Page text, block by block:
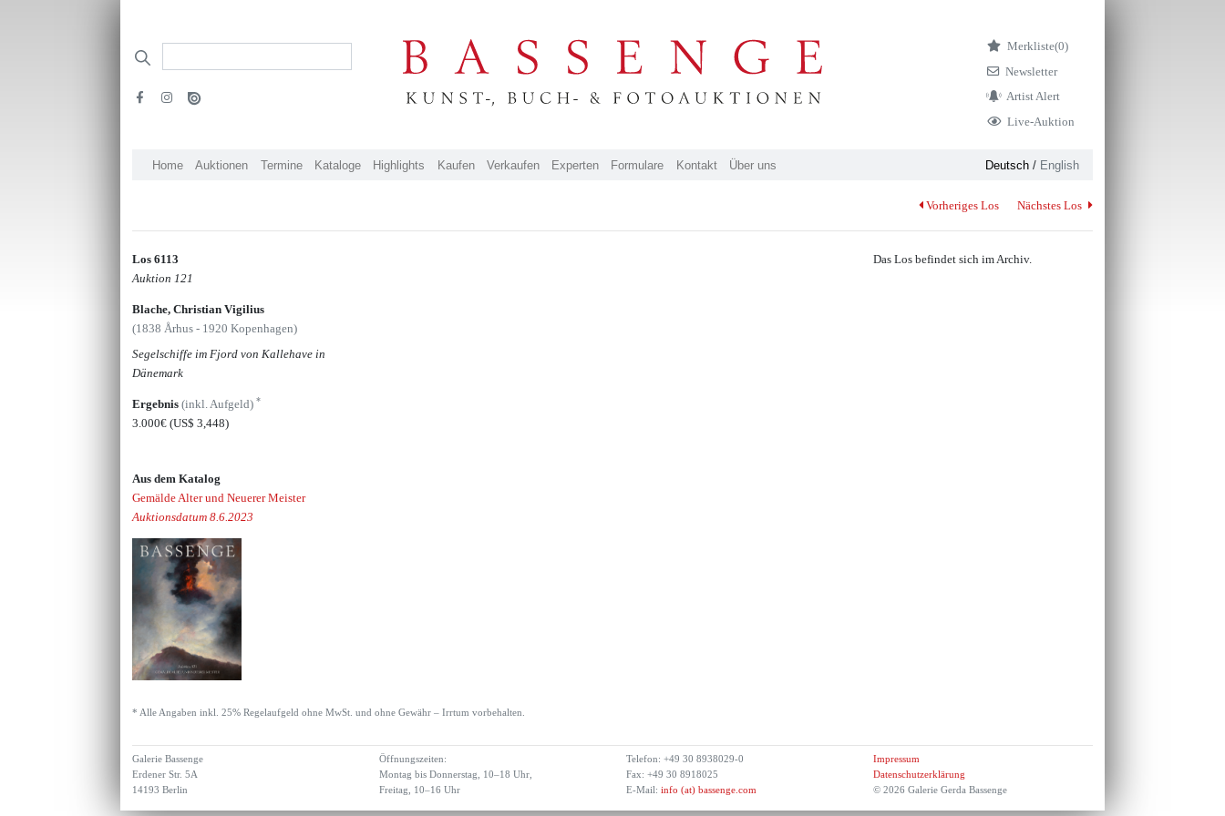
Merkliste(0)
Newsletter
Artist Alert
Live-Auktion
Home Auktionen Termine Kataloge Highlights Kaufen Verkaufen Experten Formulare Kontakt Über uns Deutsch/ English
Vorheriges Los Nächstes Los
Los 6113
Auktion 121
Blache, Christian Vigilius
(1838 Århus - 1920 Kopenhagen)
Segelschiffe im Fjord von Kallehave in
Dänemark
Ergebnis(inkl. Aufgeld)*
3.000€(US$ 3,448)
Aus dem Katalog
Gemälde Alter und Neuerer Meister
Auktionsdatum 8.6.2023
Das Los befindet sich im Archiv.
* Alle Angaben inkl. 25% Regelaufgeld ohne MwSt. und ohne Gewähr – Irrtum vorbehalten.
Galerie Bassenge
Erdener Str. 5A
14193 Berlin
Öffnungszeiten:
Montag bis Donnerstag, 10–18 Uhr,
Freitag, 10–16 Uhr
Telefon: +49 30 8938029-0
Fax: +49 30 8918025
E-Mail: info (at) bassenge.com
Impressum
Datenschutzerklärung
© 2026 Galerie Gerda Bassenge